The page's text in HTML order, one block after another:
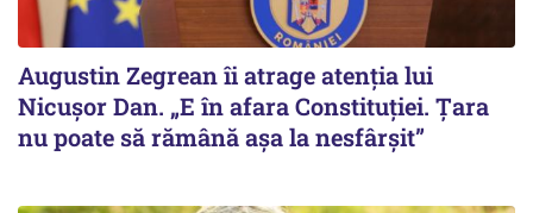
Augustin Zegrean îi atrage atenția lui
Nicușor Dan. „E în afara Constituției. Țara
nu poate să rămână așa la nesfârșit”